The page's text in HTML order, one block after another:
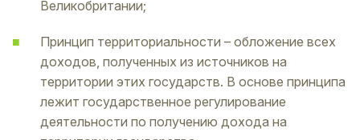
Великобритании;
Принцип территориальности – обложение всех
доходов, полученных из источников на
территории этих государств. В основе принципа
лежит государственное регулирование
деятельности по получению дохода на